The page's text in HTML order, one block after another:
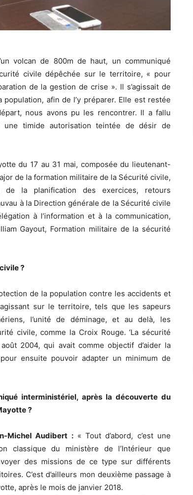
volcan de 800m de haut, un communiqué
civile dépêchée sur le territoire, « pour
de la gestion de crise ». Il s’agissait de
afin de l’y préparer. Elle est restée
nous avons pu les rencontrer. Il a fallu
timide autorisation teintée de désir de
du 17 au 31 mai, composée du lieutenant-
de la formation militaire de la Sécurité civile,
de la planification des exercices, retours
à la Direction générale de la Sécurité civile
à l’information et à la communication,
Gayout, Formation militaire de la sécurité
?
de la population contre les accidents et
sur le territoire, tels que les sapeurs
l’unité de déminage, et au delà, les
civile, comme la Croix Rouge. ‘La sécurité
2004, qui avait comme objectif d’aider la
ensuite pouvoir adapter un minimum de
interministériel, après la découverte du
?
Michel Audibert :« Tout d’abord, c’est une
classique du ministère de l’Intérieur que
des missions de ce type sur différents
C’est d’ailleurs mon deuxième passage à
après le mois de janvier 2018.